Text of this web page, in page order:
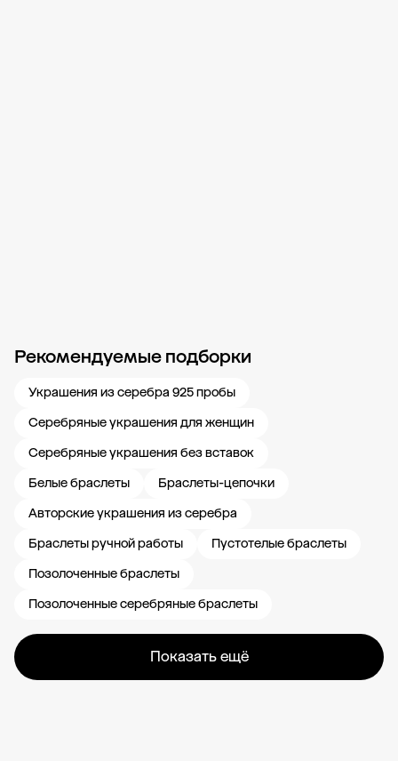
Рекомендуемые подборки
Украшения из серебра 925 пробы
Серебряные украшения для женщин
Серебряные украшения без вставок
Белые браслеты
Браслеты-цепочки
Авторские украшения из серебра
Браслеты ручной работы
Пустотелые браслеты
Позолоченные браслеты
Позолоченные серебряные браслеты
Показать ещё
Новости компании Журнал ЗОЛОТОЙ Блог